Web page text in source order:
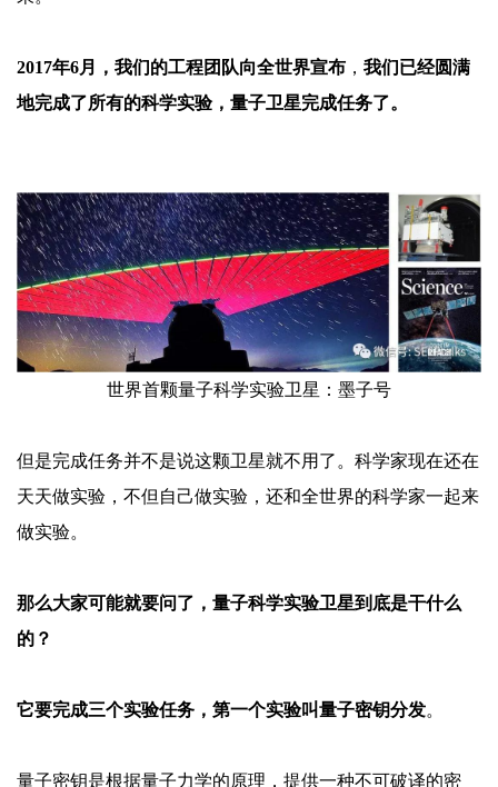
2017年6月，我们的工程团队向全世界宣布 ， 我们已经圆满
地完成了所有的科学实验，量子卫星完成任务了。
世界首颗量子科学实验卫星：墨子号
但是完成任务并不是说这颗卫星就不用了。科学家现在还在
天天做实验，不但自己做实验，还和全世界的科学家一起来
做实验。
那么大家可能就要问了，量子科学实验卫星到底是干什么
的？
它要完成三个实验任务，第一个实验叫量子密钥分发。
量子密钥是根据量子力学的原理，提供一种不可破译的密